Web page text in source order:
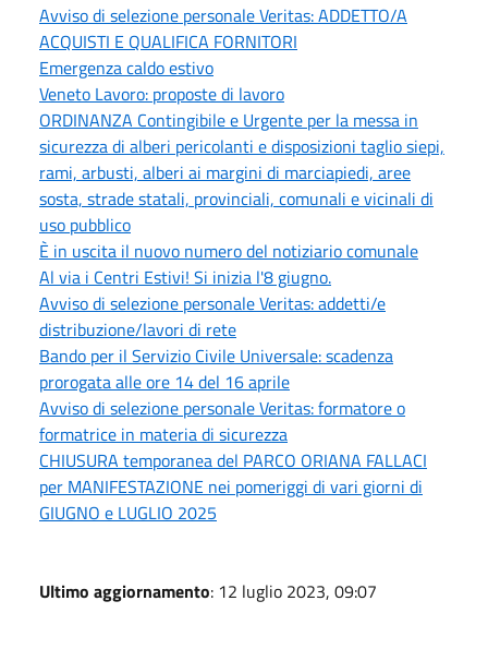
Avviso di selezione personale Veritas: ADDETTO/A
ACQUISTI E QUALIFICA FORNITORI
Emergenza caldo estivo
Veneto Lavoro: proposte di lavoro
ORDINANZA Contingibile e Urgente per la messa in
sicurezza di alberi pericolanti e disposizioni taglio siepi,
rami, arbusti, alberi ai margini di marciapiedi, aree
sosta, strade statali, provinciali, comunali e vicinali di
uso pubblico
È in uscita il nuovo numero del notiziario comunale
Al via i Centri Estivi! Si inizia l'8 giugno.
Avviso di selezione personale Veritas: addetti/e
distribuzione/lavori di rete
Bando per il Servizio Civile Universale: scadenza
prorogata alle ore 14 del 16 aprile
Avviso di selezione personale Veritas: formatore o
formatrice in materia di sicurezza
CHIUSURA temporanea del PARCO ORIANA FALLACI
per MANIFESTAZIONE nei pomeriggi di vari giorni di
GIUGNO e LUGLIO 2025
Ultimo aggiornamento: 12 luglio 2023, 09:07